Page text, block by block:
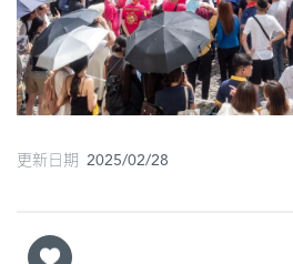
地
圖
媽
閣
寺
更新日期 2025/02/28